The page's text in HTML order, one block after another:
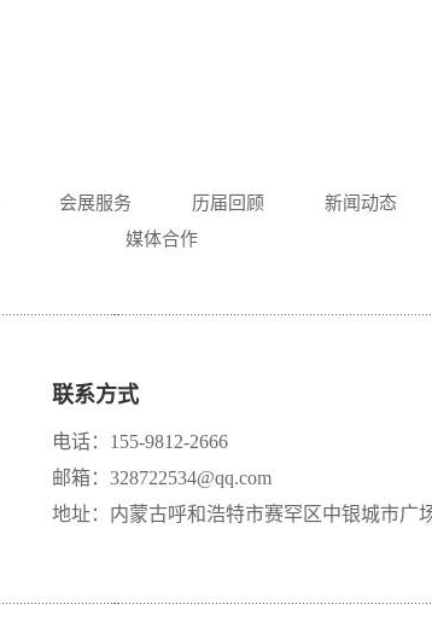
会展服务 历届回顾
新闻动态
媒体合作
联系方式
电话：155-9812-2666
邮箱：328722534@qq.com
地址：内蒙古呼和浩特市赛罕区中银城市广